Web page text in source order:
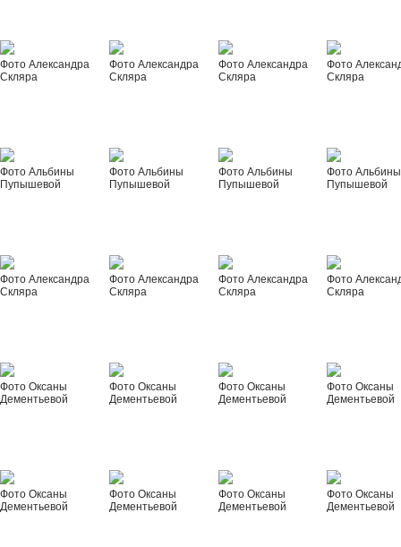
Фото Александра
Скляра
Фото Александра
Скляра
Фото Александра
Скляра
Фото
Скляра
Фото Альбины
Пупышевой
Фото Альбины
Пупышевой
Фото Альбины
Пупышевой
Фото Альбины
Пупышевой
Фото Александра
Скляра
Фото Александра
Скляра
Фото Александра
Скляра
Фото
Скляра
Фото Оксаны
Дементьевой
Фото Оксаны
Дементьевой
Фото Оксаны
Дементьевой
Фото Оксаны
Дементьевой
Фото Оксаны
Дементьевой
Фото Оксаны
Дементьевой
Фото Оксаны
Дементьевой
Фото Оксаны
Дементьевой